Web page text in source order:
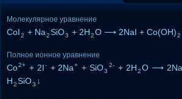
Молекулярное уравнение
CoI2 + Na2SiO3 + 2H2O ⟶ 2NaI + Co(OH)2
Полное ионное уравнение
Co2+ + 2I- + 2Na + + SiO3
2- + 2H2O ⟶ 2Na
H2SiO3 ↓